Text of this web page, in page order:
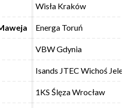
Wisła Kraków
Energa Toruń
VBW Gdynia
Isands JTEC Wichoś
1KS Ślęza Wrocław
Wisła Kraków
Energa Toruń
VBW Gdynia
Isands JTEC Wichoś
1KS Ślęza Wrocław